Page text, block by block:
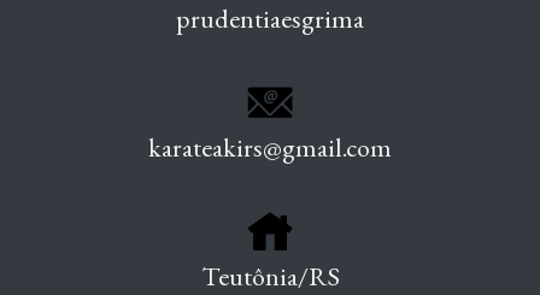
prudentiaesgrima
karateakirs@gmail.com
Teutônia/RS